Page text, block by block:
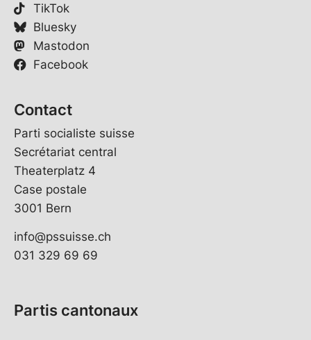
TikTok
Bluesky
Mastodon
Facebook
Contact
Parti socialiste suisse
Secrétariat central
Theaterplatz 4
Case postale
3001 Bern
info@pssuisse.ch
031 329 69 69
Partis cantonaux